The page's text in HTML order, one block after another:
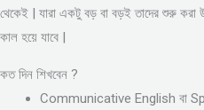
থেকেই | যারা একটু বড় বা বড়ই তাদের শুরু
কাল হয়ে যাবে |
কত দিন শিখবেন ?
Communicative English বা